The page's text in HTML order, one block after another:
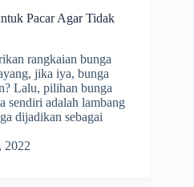
Pacar Agar Tidak
rangkaian bunga
jika iya, bunga
Lalu, pilihan bunga
sendiri adalah lambang
dijadikan sebagai
2022